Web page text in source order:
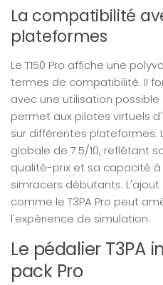
La compatibilité
plateformes
Le T150 Pro affiche une
termes de compatibilité. Il
avec une utilisation possible
permet aux pilotes virtuels
sur différentes plateformes.
globale de 7.5/10, reflétant
qualité-prix et sa capacité
simracers débutants.
comme le T3PA Pro peut
l'expérience de simulation.
Le pédalier T3PA
pack Pro